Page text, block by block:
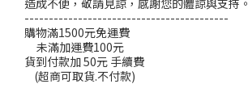
------------------------------------------
購物滿1500元免運費
未滿加運費100元
貨到付款加 50元 手續費
(超商可取貨.不付款)